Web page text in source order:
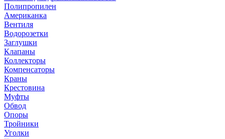
Полипропилен
Американка
Вентиля
Водорозетки
Заглушки
Клапаны
Коллекторы
Компенсаторы
Краны
Крестовина
Муфты
Обвод
Опоры
Тройники
Уголки